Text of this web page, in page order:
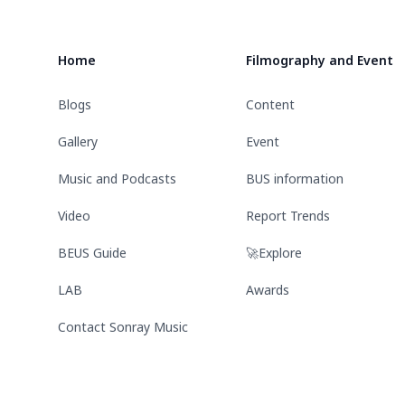
Home
Blogs
Gallery
Music and Podcasts
Video
BEUS Guide
LAB
Contact Sonray Music
Filmography and Event
Content
Event
BUS information
Report Trends
🚀Explore
Awards